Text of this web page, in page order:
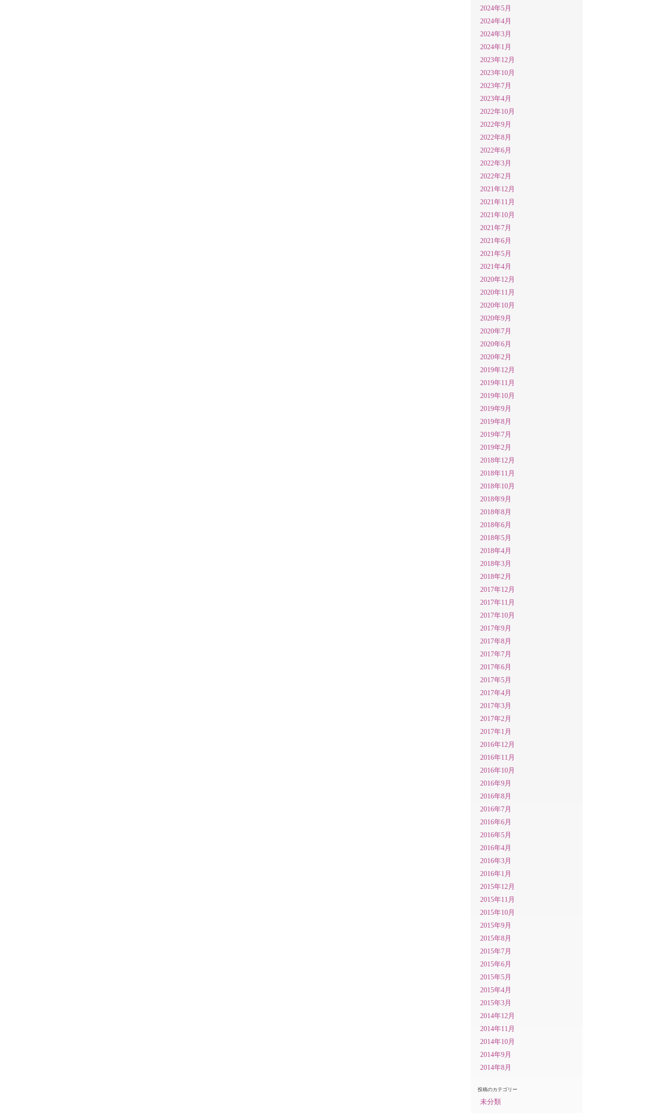
2024年5月
2024年4月
2024年3月
2024年1月
2023年12月
2023年10月
2023年7月
2023年4月
2022年10月
2022年9月
2022年8月
2022年6月
2022年3月
2022年2月
2021年12月
2021年11月
2021年10月
2021年7月
2021年6月
2021年5月
2021年4月
2020年12月
2020年11月
2020年10月
2020年9月
2020年7月
2020年6月
2020年2月
2019年12月
2019年11月
2019年10月
2019年9月
2019年8月
2019年7月
2019年2月
2018年12月
2018年11月
2018年10月
2018年9月
2018年8月
2018年6月
2018年5月
2018年4月
2018年3月
2018年2月
2017年12月
2017年11月
2017年10月
2017年9月
2017年8月
2017年7月
2017年6月
2017年5月
2017年4月
2017年3月
2017年2月
2017年1月
2016年12月
2016年11月
2016年10月
2016年9月
2016年8月
2016年7月
2016年6月
2016年5月
2016年4月
2016年3月
2016年1月
2015年12月
2015年11月
2015年10月
2015年9月
2015年8月
2015年7月
2015年6月
2015年5月
2015年4月
2015年3月
2014年12月
2014年11月
2014年10月
2014年9月
2014年8月
投稿のカテゴリー
未分類